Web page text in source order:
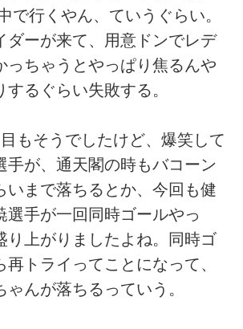
で行くやん、ていうぐらい。
ダーが来て、用意ドンでレデ
っちゃうとやっぱり焦るんや
るぐらい失敗する。
もそうでしたけど、爆笑して
手が、通天閣の時もバコーン
いまで落ちるとか、今回も健
選手が一回同時ゴールやっ
り上がりましたよね。同時ゴ
再トライってことになって、
んが落ちるっていう。